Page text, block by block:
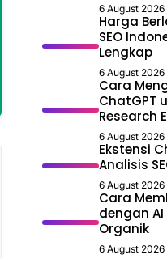
6 August 2026
Harga
SEO
Lengkap
6 August 2026
Cara
ChatGPT
Research
6 August 2026
Ekstensi
Analisis
6 August 2026
Cara
dengan
Organik
6 August 2026